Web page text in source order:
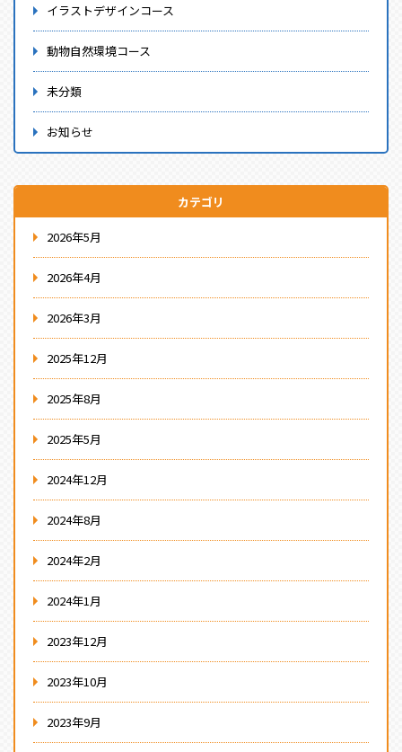
イラストデザインコース
動物自然環境コース
未分類
お知らせ
カテゴリ
2026年5月
2026年4月
2026年3月
2025年12月
2025年8月
2025年5月
2024年12月
2024年8月
2024年2月
2024年1月
2023年12月
2023年10月
2023年9月